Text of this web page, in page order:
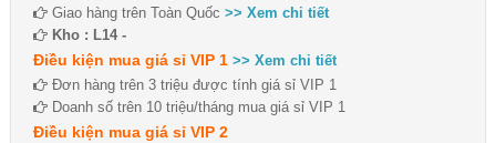
Giao hàng trên Toàn Quốc >> Xem chi tiết
Kho : L14 -
Điều kiện mua giá sỉ VIP 1 >> Xem chi tiết
Đơn hàng trên 3 triệu được tính giá sỉ VIP 1
Doanh số trên 10 triệu/tháng mua giá sỉ VIP 1
Điều kiện mua giá sỉ VIP 2